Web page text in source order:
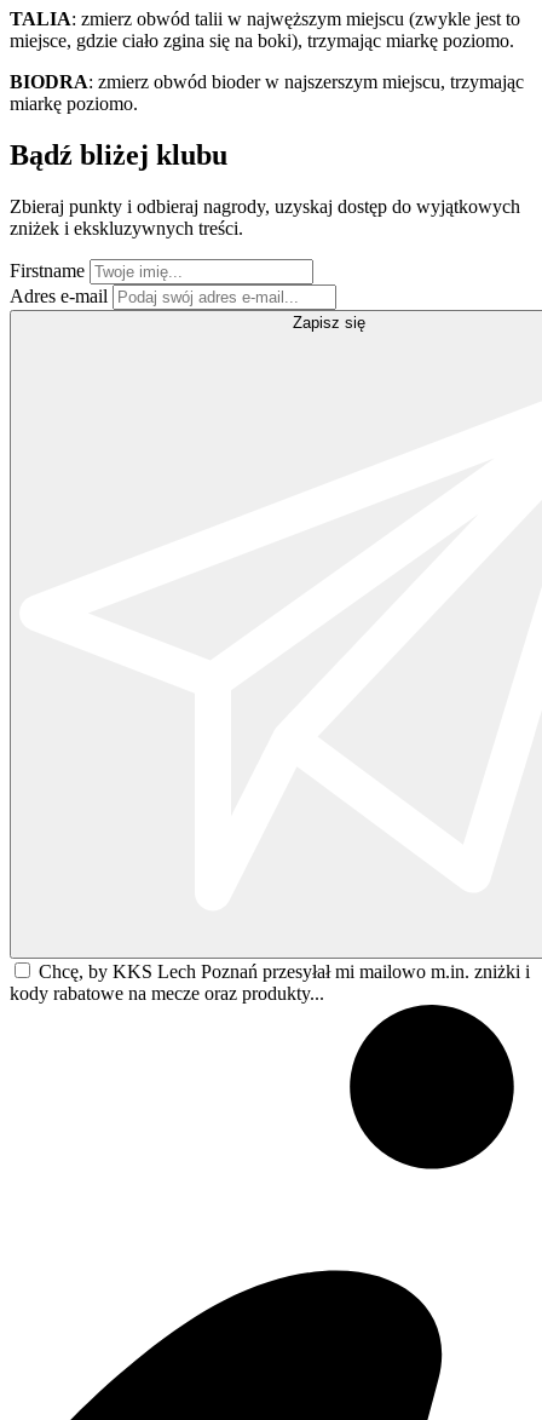
TALIA: zmierz obwód talii w najwęższym miejscu (zwykle jest to
miejsce, gdzie ciało zgina się na boki), trzymając miarkę poziomo.
BIODRA: zmierz obwód bioder w najszerszym miejscu, trzymając
miarkę poziomo.
Bądź bliżej klubu
Zbieraj punkty i odbieraj nagrody, uzyskaj dostęp do wyjątkowych
zniżek i ekskluzywnych treści.
Firstname
Adres e-mail
Zapisz się
Chcę, by KKS Lech Poznań przesyłał mi mailowo m.in. zniżki i
kody rabatowe na mecze oraz produkty...